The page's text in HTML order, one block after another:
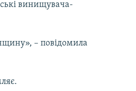
винищувача-
– повідомила